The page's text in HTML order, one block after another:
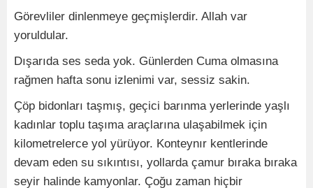
Görevliler dinlenmeye geçmişlerdir. Allah var
yoruldular.
Dışarıda ses seda yok. Günlerden Cuma olmasına
rağmen hafta sonu izlenimi var, sessiz sakin.
Çöp bidonları taşmış, geçici barınma yerlerinde yaşlı
kadınlar toplu taşıma araçlarına ulaşabilmek için
kilometrelerce yol yürüyor. Konteynır kentlerinde
devam eden su sıkıntısı, yollarda çamur bıraka bıraka
seyir halinde kamyonlar. Çoğu zaman hiçbir